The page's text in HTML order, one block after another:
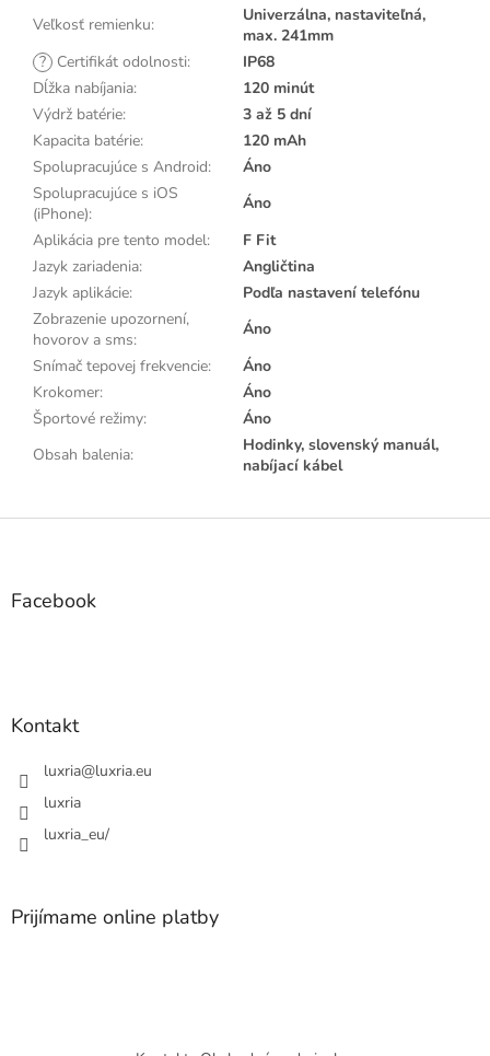
Veľkosť remienku:
Univerzálna, nastaviteľná,
max. 241mm
? Certifikát odolnosti:
IP68
Dĺžka nabíjania:
120 minút
Výdrž batérie:
3 až 5 dní
Kapacita batérie:
120 mAh
Spolupracujúce s Android:
Áno
Spolupracujúce s iOS
(iPhone):
Áno
Aplikácia pre tento model:
F Fit
Jazyk zariadenia:
Angličtina
Jazyk aplikácie:
Podľa nastavení telefónu
Zobrazenie upozornení,
hovorov a sms:
Áno
Snímač tepovej frekvencie:
Áno
Krokomer:
Áno
Športové režimy:
Áno
Obsah balenia:
Hodinky, slovenský manuál,
nabíjací kábel
Z
Facebook
Kontakt
luxria@luxria.eu
luxria
luxria_eu/
Prijímame online platby